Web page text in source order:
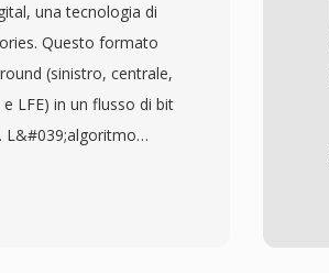
a 24 o 32 bit float
è la
non applica
rappresentazione
la scelta
supporta anche
una tecnologia di
Questo formato
(sinistro, centrale,
LFE) in un flusso di bit
L&#039;algoritmo
modificata con analisi